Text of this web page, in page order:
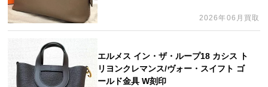
2026年06月買取
エルメス イン・ザ・ループ18 カシス ト
リヨンクレマンス/ヴォー・スイフト ゴ
ールド金具 W刻印